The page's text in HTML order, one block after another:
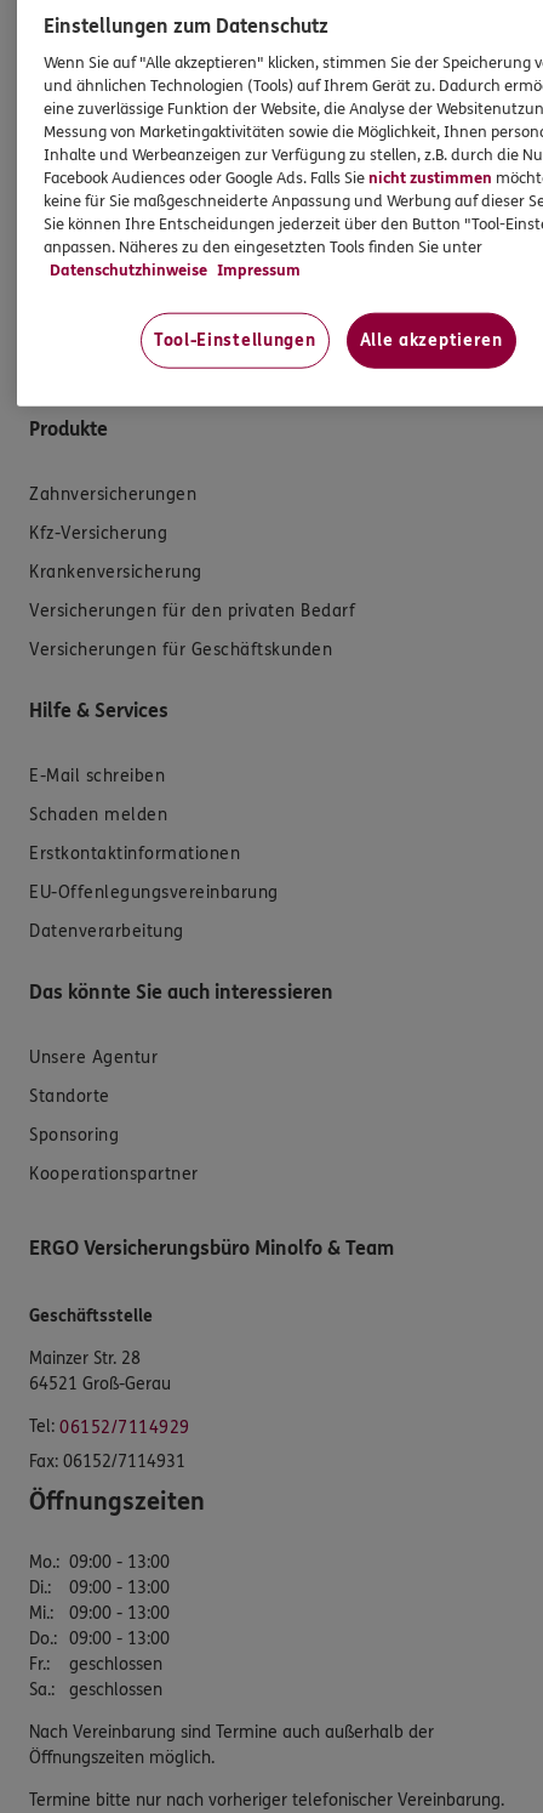
Tel: 06152/7114929
Damit Sie Ihre Zukunft optimistisch gestalten können:
wir beraten Sie gerne rund um Versicherungen und
Vorsorge. Oder treffen Sie uns persönlich in Groß-
Gerau, Mainzer Str. 28.
Produkte
Zahnversicherungen
Kfz-Versicherung
Krankenversicherung
Versicherungen für den privaten Bedarf
Versicherungen für Geschäftskunden
Hilfe & Services
E-Mail schreiben
Schaden melden
Erstkontaktinformationen
EU-Offenlegungsvereinbarung
Datenverarbeitung
Das könnte Sie auch interessieren
Unsere Agentur
Standorte
Sponsoring
Kooperationspartner
ERGO Versicherungsbüro Minolfo & Team
Geschäftsstelle
Mainzer Str. 28
64521 Groß-Gerau
Tel: 06152/7114929
Fax: 06152/7114931
Öffnungszeiten
Mo.: 09:00 - 13:00
Di.:
09:00 - 13:00
Mi.:
09:00 - 13:00
Do.: 09:00 - 13:00
Fr.:
geschlossen
Sa.: geschlossen
Nach Vereinbarung sind Termine auch außerhalb der
Öffnungszeiten möglich.
Termine bitte nur nach vorheriger telefonischer Vereinbarung.
Einstellungen zum Datenschutz
Wenn Sie auf "Alle akzeptieren" klicken, stimmen Sie der Speicherung
und ähnlichen Technologien (Tools) auf Ihrem Gerät zu. Dadurch
eine zuverlässige Funktion der Website, die Analyse der
Messung von Marketingaktivitäten sowie die Möglichkeit, Ihnen
Inhalte und Werbeanzeigen zur Verfügung zu stellen, z.B. durch die
Facebook Audiences oder Google Ads. Falls Sienicht zustimmen
keine für Sie maßgeschneiderte Anpassung und Werbung auf dieser
Sie können Ihre Entscheidungen jederzeit über den Button "Tool-
anpassen. Näheres zu den eingesetzten Tools finden Sie unter
Datenschutzhinweise Impressum
Tool-Einstellungen Alle akzeptieren